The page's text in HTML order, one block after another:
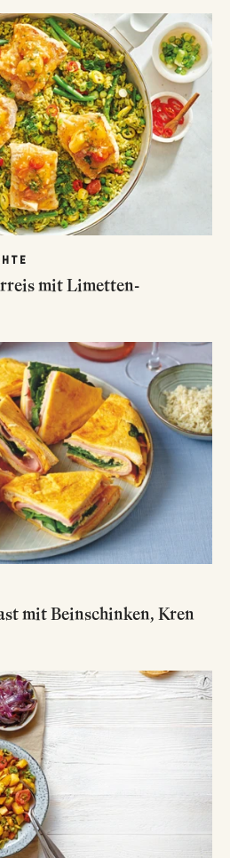
mit Limetten-
mit Beinschinken, Kren